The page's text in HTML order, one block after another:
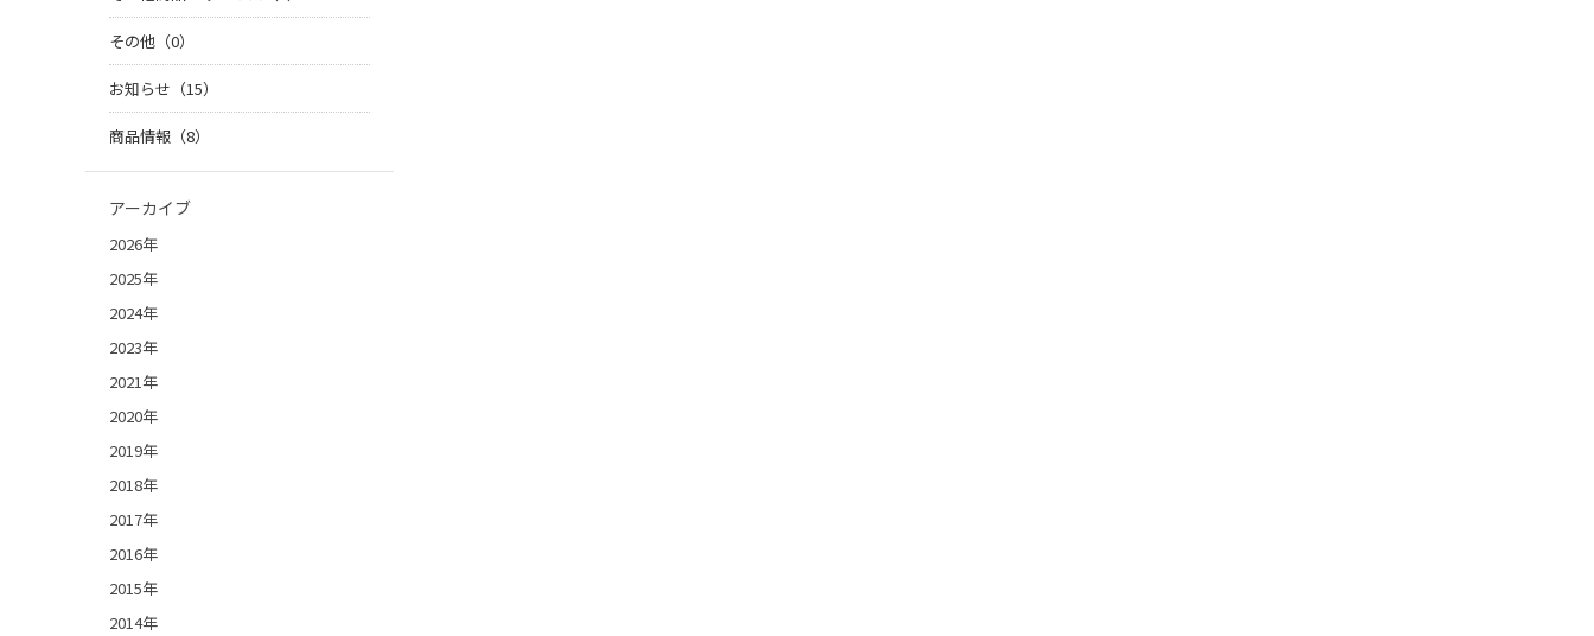
その他（0）
お知らせ（15）
商品情報（8）
アーカイブ
2026年
2025年
2024年
2023年
2021年
2020年
2019年
2018年
2017年
2016年
2015年
2014年